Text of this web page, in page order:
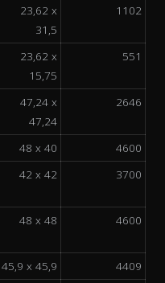
23,62 x
31,5
1102
23,62 x
15,75
551
47,24 x
47,24
2646
48 x 40
4600
42 x 42 3700
48 x 48 4600
45,9 x 45,9
4409